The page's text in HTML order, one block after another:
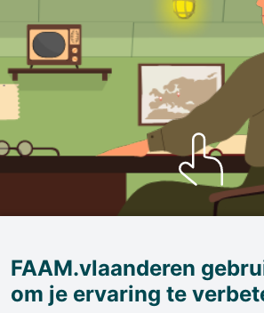
FAAM.vlaanderen
om je ervaring te